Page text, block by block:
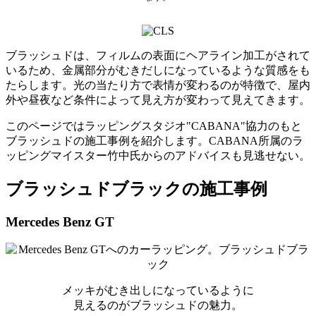
ブラッシュドは、フィルムの表面にヘアライン加工がされて
いるため、金属部分がむきだしになっているような質感をも
たらします。光の当たり方で表情が変わるのが特徴で、屋内
外や昼夜など条件によって見え方が変わって見えてきます。
このページではラッピングスタジオ"CABANA"協力のもと
ブラッシュドの施工事例を紹介します。CABANA所属のラ
ッピングマイスター竹中氏からのアドバイスも見逃せない。
ブラッシュドブラックの施工事例
Mercedes Benz GT
メッキがむき出しになっているように
見えるのがブラッシュドの魅力。